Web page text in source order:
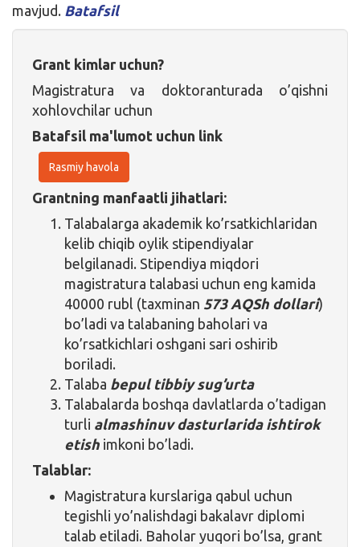
mavjud. Batafsil
Grant kimlar uchun?
Magistratura va doktoranturada o’qishni
xohlovchilar uchun
Batafsil ma'lumot uchun link
Rasmiy havola
Grantning manfaatli jihatlari:
Talabalarga akademik ko’rsatkichlaridan
kelib chiqib oylik stipendiyalar
belgilanadi. Stipendiya miqdori
magistratura talabasi uchun eng kamida
40000 rubl (taxminan 573 AQSh dollari)
bo’ladi va talabaning baholari va
ko’rsatkichlari oshgani sari oshirib
boriladi.
Talaba bepul tibbiy sug’urta
Talabalarda boshqa davlatlarda o’tadigan
turli almashinuv dasturlarida ishtirok
etish imkoni bo’ladi.
Talablar:
Magistratura kurslariga qabul uchun
tegishli yo’nalishdagi bakalavr diplomi
talab etiladi. Baholar yuqori bo’lsa, grant